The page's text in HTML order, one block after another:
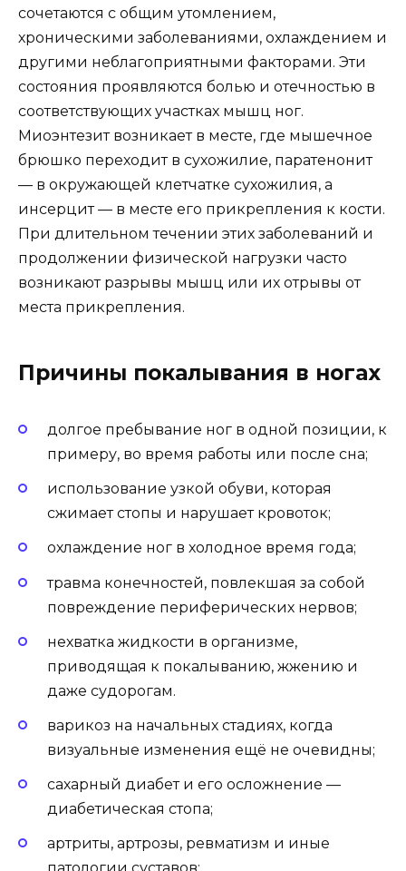
сочетаются с общим утомлением,
хроническими заболеваниями, охлаждением и
другими неблагоприятными факторами. Эти
состояния проявляются болью и отечностью в
соответствующих участках мышц ног.
Миоэнтезит возникает в месте, где мышечное
брюшко переходит в сухожилие, паратенонит
— в окружающей клетчатке сухожилия, а
инсерцит — в месте его прикрепления к кости.
При длительном течении этих заболеваний и
продолжении физической нагрузки часто
возникают разрывы мышц или их отрывы от
места прикрепления.
Причины покалывания в ногах
долгое пребывание ног в одной позиции, к
примеру, во время работы или после сна;
использование узкой обуви, которая
сжимает стопы и нарушает кровоток;
охлаждение ног в холодное время года;
травма конечностей, повлекшая за собой
повреждение периферических нервов;
нехватка жидкости в организме,
приводящая к покалыванию, жжению и
даже судорогам.
варикоз на начальных стадиях, когда
визуальные изменения ещё не очевидны;
сахарный диабет и его осложнение —
диабетическая стопа;
артриты, артрозы, ревматизм и иные